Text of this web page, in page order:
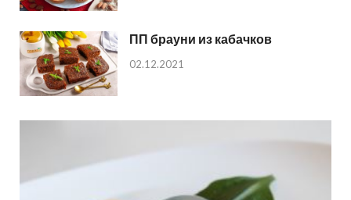
ПП брауни из кабачков
02.12.2021